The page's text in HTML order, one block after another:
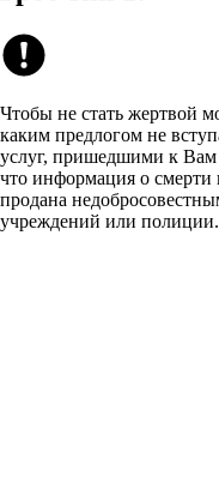
Чтобы не стать жертвой
каким предлогом не
услуг, пришедшими к Вам
что информация о смерти
продана
учреждений или полиции.